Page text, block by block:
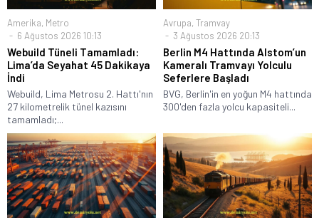
Amerika, Metro
6 Ağustos 2026 10:13
Webuild Tüneli Tamamladı:
Lima’da Seyahat 45 Dakikaya
İndi
Webuild, Lima Metrosu 2. Hattı'nın
27 kilometrelik tünel kazısını
tamamladı;...
Avrupa, Tramvay
3 Ağustos 2026 20:13
Berlin M4 Hattında Alstom’un
Kameralı Tramvayı Yolculu
Seferlere Başladı
BVG, Berlin'in en yoğun M4 hattında
300'den fazla yolcu kapasiteli...